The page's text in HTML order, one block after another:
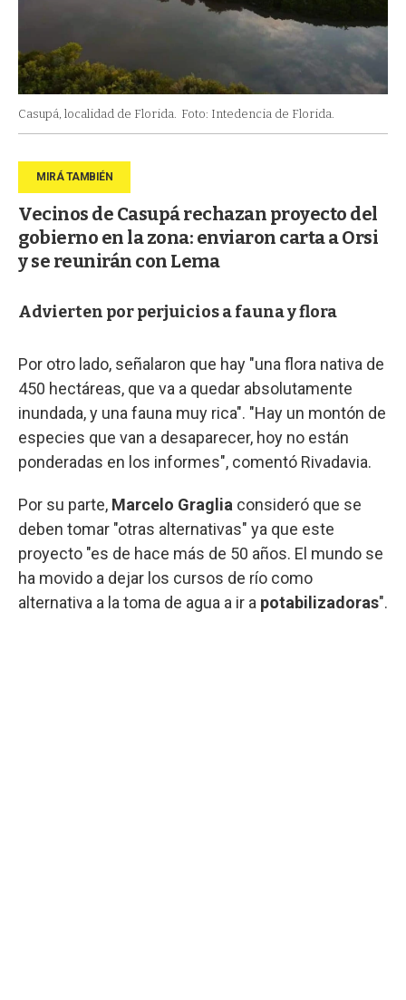
Casupá, localidad de Florida. Foto: Intedencia de Florida.
Vecinos de Casupá rechazan proyecto del
gobierno en la zona: enviaron carta a Orsi
y se reunirán con Lema
Advierten por perjuicios a fauna y flora
Por otro lado, señalaron que hay "una flora nativa de
450 hectáreas, que va a quedar absolutamente
inundada, y una fauna muy rica". "Hay un montón de
especies que van a desaparecer, hoy no están
ponderadas en los informes", comentó Rivadavia.
Por su parte, Marcelo Graglia consideró que se
deben tomar "otras alternativas" ya que este
proyecto "es de hace más de 50 años. El mundo se
ha movido a dejar los cursos de río como
alternativa a la toma de agua a ir a potabilizadoras".